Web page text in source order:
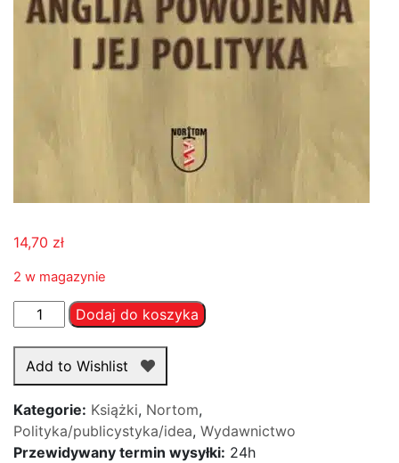
14,70 zł
2 w magazynie
ilość
Anglia
powojenna
polityka
(NORTOM)
Dodaj do koszyka
Add to Wishlist
Kategorie: Książki, Nortom,
Polityka/publicystyka/idea, Wydawnictwo
Przewidywany termin wysyłki: 24h